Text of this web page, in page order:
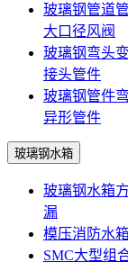
玻璃钢管道
大口径风阀
玻璃钢弯头
接头管件
玻璃钢管件
异形管件
玻璃钢水箱
玻璃钢水箱
漏
模压消防水
SMC大型组